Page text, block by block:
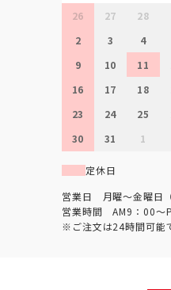
26
27 28
2
3 4
9
10 11
16
17 18
23
24 25
30
31 1
定休日
営業日 月曜～金曜日（
営業時間 AM9：00～
※ご注文は24時間可能